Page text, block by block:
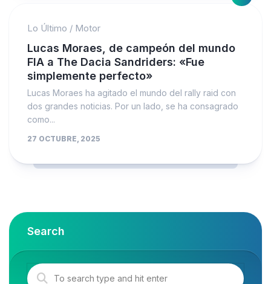
Lo Último / Motor
Lucas Moraes, de campeón del mundo
FIA a The Dacia Sandriders: «Fue
simplemente perfecto»
Lucas Moraes ha agitado el mundo del rally raid con
dos grandes noticias. Por un lado, se ha consagrado
como...
27 OCTUBRE, 2025
Search